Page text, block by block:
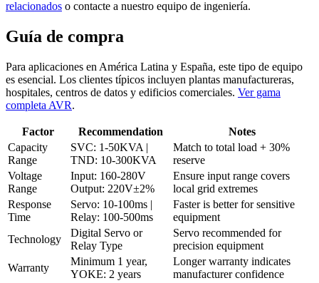
relacionados o contacte a nuestro equipo de ingeniería.
Guía de compra
Para aplicaciones en América Latina y España, este tipo de equipo
es esencial. Los clientes típicos incluyen plantas manufactureras,
hospitales, centros de datos y edificios comerciales. Ver gama
completa AVR.
Factor Recommendation
Notes
Capacity
Range
SVC: 1-50KVA |
TND: 10-300KVA
Match to total load + 30%
reserve
Voltage
Range
Input: 160-280V
Output: 220V±2%
Ensure input range covers
local grid extremes
Response
Time
Servo: 10-100ms |
Relay: 100-500ms
Faster is better for sensitive
equipment
Technology
Digital Servo or
Relay Type
Servo recommended for
precision equipment
Warranty
Minimum 1 year,
YOKE: 2 years
Longer warranty indicates
manufacturer confidence